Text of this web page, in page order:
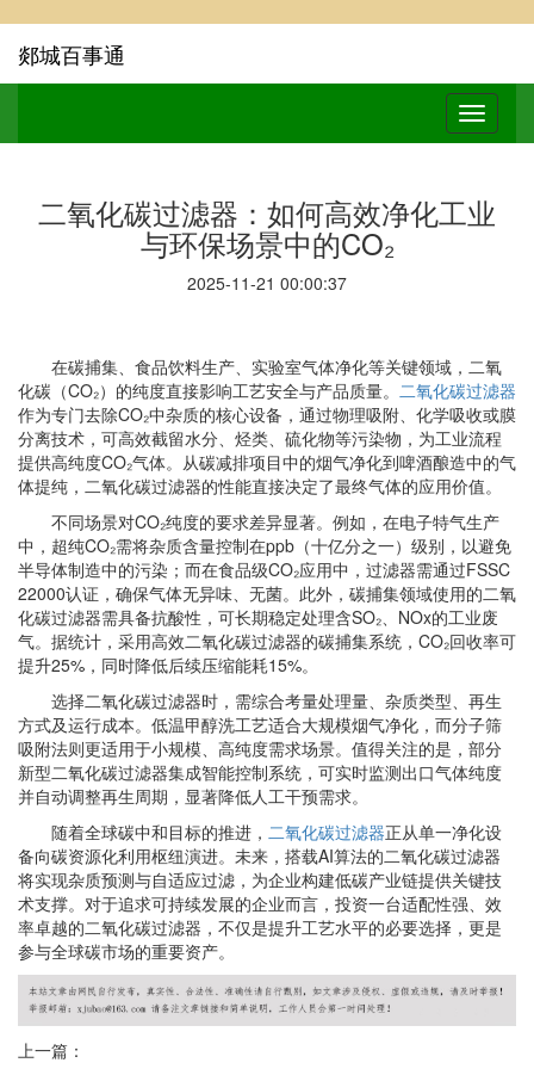
郯城百事通
二氧化碳过滤器：如何高效净化工业
与环保场景中的CO₂
2025-11-21 00:00:37
在碳捕集、食品饮料生产、实验室气体净化等关键领域，二氧
化碳（CO₂）的纯度直接影响工艺安全与产品质量。 二氧化碳过滤器
作为专门去除CO₂中杂质的核心设备，通过物理吸附、化学吸收或膜
分离技术，可高效截留水分、烃类、硫化物等污染物，为工业流程
提供高纯度CO₂气体。从碳减排项目中的烟气净化到啤酒酿造中的气
体提纯，二氧化碳过滤器的性能直接决定了最终气体的应用价值。
不同场景对CO₂纯度的要求差异显著。例如，在电子特气生产
中，超纯CO₂需将杂质含量控制在ppb （十亿分之一）级别，以避免
半导体制造中的污染；而在食品级CO₂应用中，过滤器需通过FSSC
22000认证，确保气体无异味、无菌。此外，碳捕集领域使用的二氧
化碳过滤器需具备抗酸性，可长期稳定处理含SO₂、 NOx的工业废
气。据统计，采用高效二氧化碳过滤器的碳捕集系统， CO₂回收率可
提升25% ，同时降低后续压缩能耗15%。
选择二氧化碳过滤器时，需综合考量处理量、杂质类型、再生
方式及运行成本。低温甲醇洗工艺适合大规模烟气净化，而分子筛
吸附法则更适用于小规模、高纯度需求场景。值得关注的是，部分
新型二氧化碳过滤器集成智能控制系统，可实时监测出口气体纯度
并自动调整再生周期，显著降低人工干预需求。
随着全球碳中和目标的推进， 二氧化碳过滤器正从单一净化设
备向碳资源化利用枢纽演进。未来，搭载AI算法的二氧化碳过滤器
将实现杂质预测与自适应过滤，为企业构建低碳产业链提供关键技
术支撑。对于追求可持续发展的企业而言，投资一台适配性强、效
率卓越的二氧化碳过滤器，不仅是提升工艺水平的必要选择，更是
参与全球碳市场的重要资产。
上一篇：